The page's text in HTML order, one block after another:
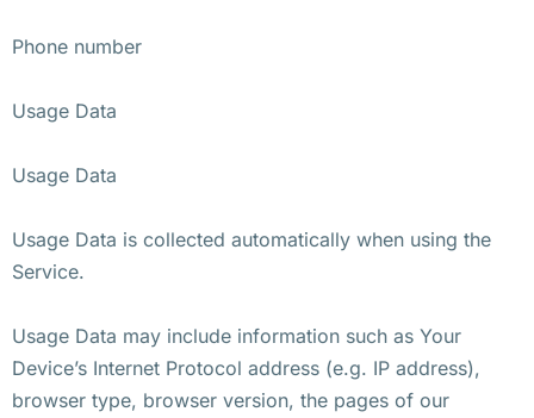
Phone number
Usage Data
Usage Data
Usage Data is collected automatically when using the
Service.
Usage Data may include information such as Your
Device’s Internet Protocol address (e.g. IP address),
browser type, browser version, the pages of our